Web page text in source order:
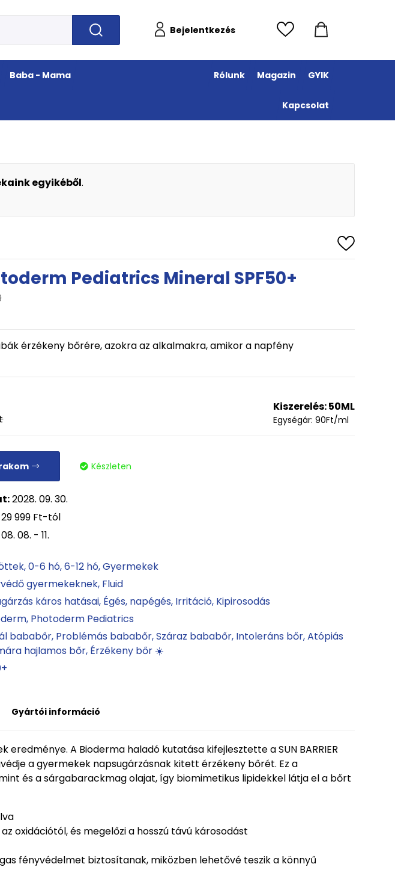
Bejelentkezés
Baba - Mama Rólunk Magazin GYIK
Kapcsolat
egyikéből.
Pediatrics Mineral SPF50+
érzékeny bőrére, azokra az alkalmakra, amikor a napfény
Kiszerelés:50ML
Egységár: 90Ft/ml
Készleten
2028. 09. 30.
29 999 Ft-tól
08. - 11.
0-6 hó 6-12 hó Gyermekek
gyermekeknek Fluid
káros hatásai Égés, napégés Irritáció Kipirosodás
Photoderm Pediatrics
bababőr Problémás bababőr Száraz bababőr Intoleráns bőr Atópiás
hajlamos bőr Érzékeny bőr ☀️
Gyártói információ
A Bioderma haladó kutatása kifejlesztette a SUN BARRIER
a gyermekek napsugárzásnak kitett érzékeny bőrét. Ez a
és a sárgabarackmag olajat, így biomimetikus lipidekkel látja el a bőrt
oxidációtól, és megelőzi a hosszú távú károsodást
fényvédelmet biztosítanak, miközben lehetővé teszik a könnyű